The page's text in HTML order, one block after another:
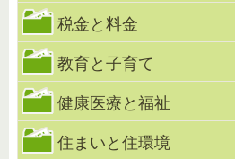
税金と料金
教育と子育て
健康医療と福祉
住まいと住環境